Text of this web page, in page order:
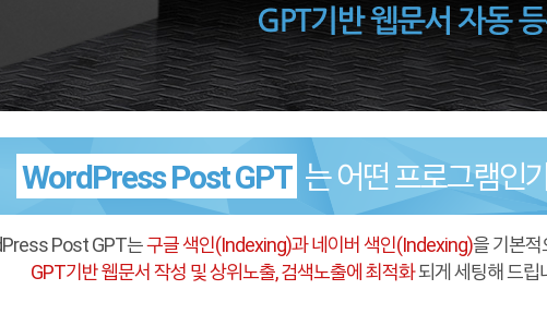
WordPress Post GPT 는 어떤 프로그램인
Post GPT는구글 색인(Indexing)과 네이버 색인(Indexing)을 기본적
GPT기반 웹문서 작성 및 상위노출, 검색노출에 최적화되게 세팅해 드립